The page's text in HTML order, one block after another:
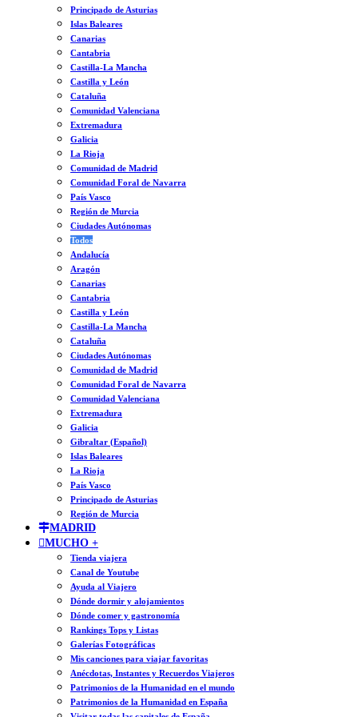
Principado de Asturias
Islas Baleares
Canarias
Cantabria
Castilla-La Mancha
Castilla y León
Cataluña
Comunidad Valenciana
Extremadura
Galicia
La Rioja
Comunidad de Madrid
Comunidad Foral de Navarra
País Vasco
Región de Murcia
Ciudades Autónomas
Todos
Andalucía
Aragón
Canarias
Cantabria
Castilla y León
Castilla-La Mancha
Cataluña
Ciudades Autónomas
Comunidad de Madrid
Comunidad Foral de Navarra
Comunidad Valenciana
Extremadura
Galicia
Gibraltar (Español)
Islas Baleares
La Rioja
País Vasco
Principado de Asturias
Región de Murcia
MADRID
MUCHO +
Tienda viajera
Canal de Youtube
Ayuda al Viajero
Dónde dormir y alojamientos
Dónde comer y gastronomía
Rankings Tops y Listas
Galerías Fotográficas
Mis canciones para viajar favoritas
Anécdotas, Instantes y Recuerdos Viajeros
Patrimonios de la Humanidad en el mundo
Patrimonios de la Humanidad en España